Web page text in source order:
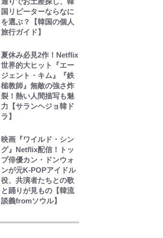
国リピーターならなに
を選ぶ？【韓国の個人
旅行ガイド】
夏休み必見2作！Netflix
世界的大ヒット『エー
ジェント・キム』『鉄
槌教師』無敵の強さ炸
裂！熱い人間描写も魅
力【サランヘジョ韓ド
ラ】
映画『ワイルド・シン
グ』Netflix配信！トッ
プ俳優カン・ドンウォ
ンが元K-POPアイドル
役、共演者たちとの歌
と踊りが見もの【韓流
談義fromソウル】